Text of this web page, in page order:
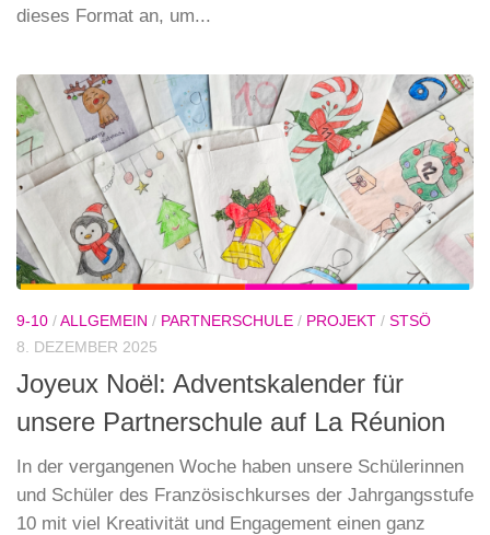
dieses Format an, um...
9-10 /ALLGEMEIN / PARTNERSCHULE / PROJEKT / STSÖ
8. DEZEMBER 2025
Joyeux Noël: Adventskalender für
unsere Partnerschule auf La Réunion
In der vergangenen Woche haben unsere Schülerinnen
und Schüler des Französischkurses der Jahrgangsstufe
10 mit viel Kreativität und Engagement einen ganz